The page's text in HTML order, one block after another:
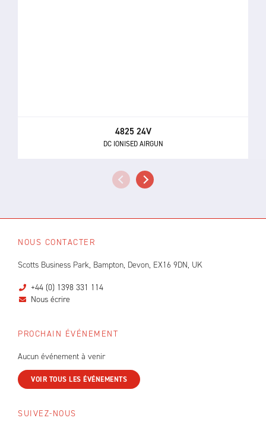
4825 24V
DC IONISED AIRGUN
NOUS CONTACTER
Scotts Business Park, Bampton, Devon, EX16 9DN, UK
+44 (0) 1398 331 114
Nous écrire
PROCHAIN ÉVÉNEMENT
Aucun événement à venir
VOIR TOUS LES ÉVÉNEMENTS
SUIVEZ-NOUS